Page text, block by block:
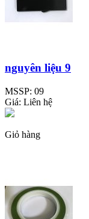
nguyên liệu 9
MSSP: 09
Giá: Liên hệ
Giỏ hàng